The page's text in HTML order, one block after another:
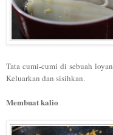
Tata cumi-cumi di sebuah
Keluarkan dan sisihkan.
Membuat kalio